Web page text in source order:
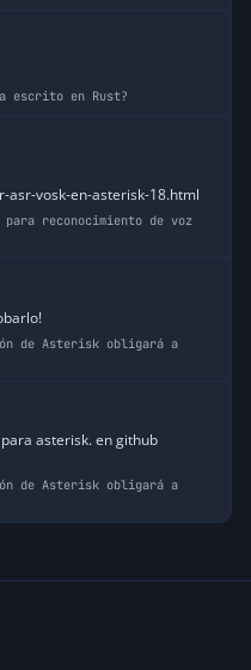
escrito en Rust?
vosk-en-asterisk-18.html
reconocimiento de voz
de Asterisk obligará a
asterisk. en github
de Asterisk obligará a